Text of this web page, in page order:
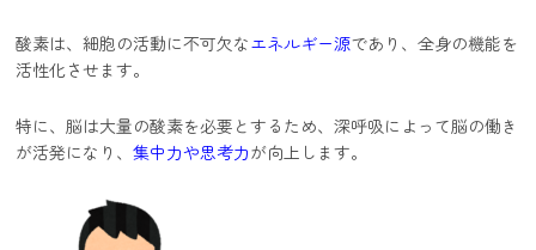
酸素は、細胞の活動に不可欠なエネルギー源であり、全身の機能を
活性化させます。
特に、脳は大量の酸素を必要とするため、深呼吸によって脳の働き
が活発になり、集中力や思考力が向上します。